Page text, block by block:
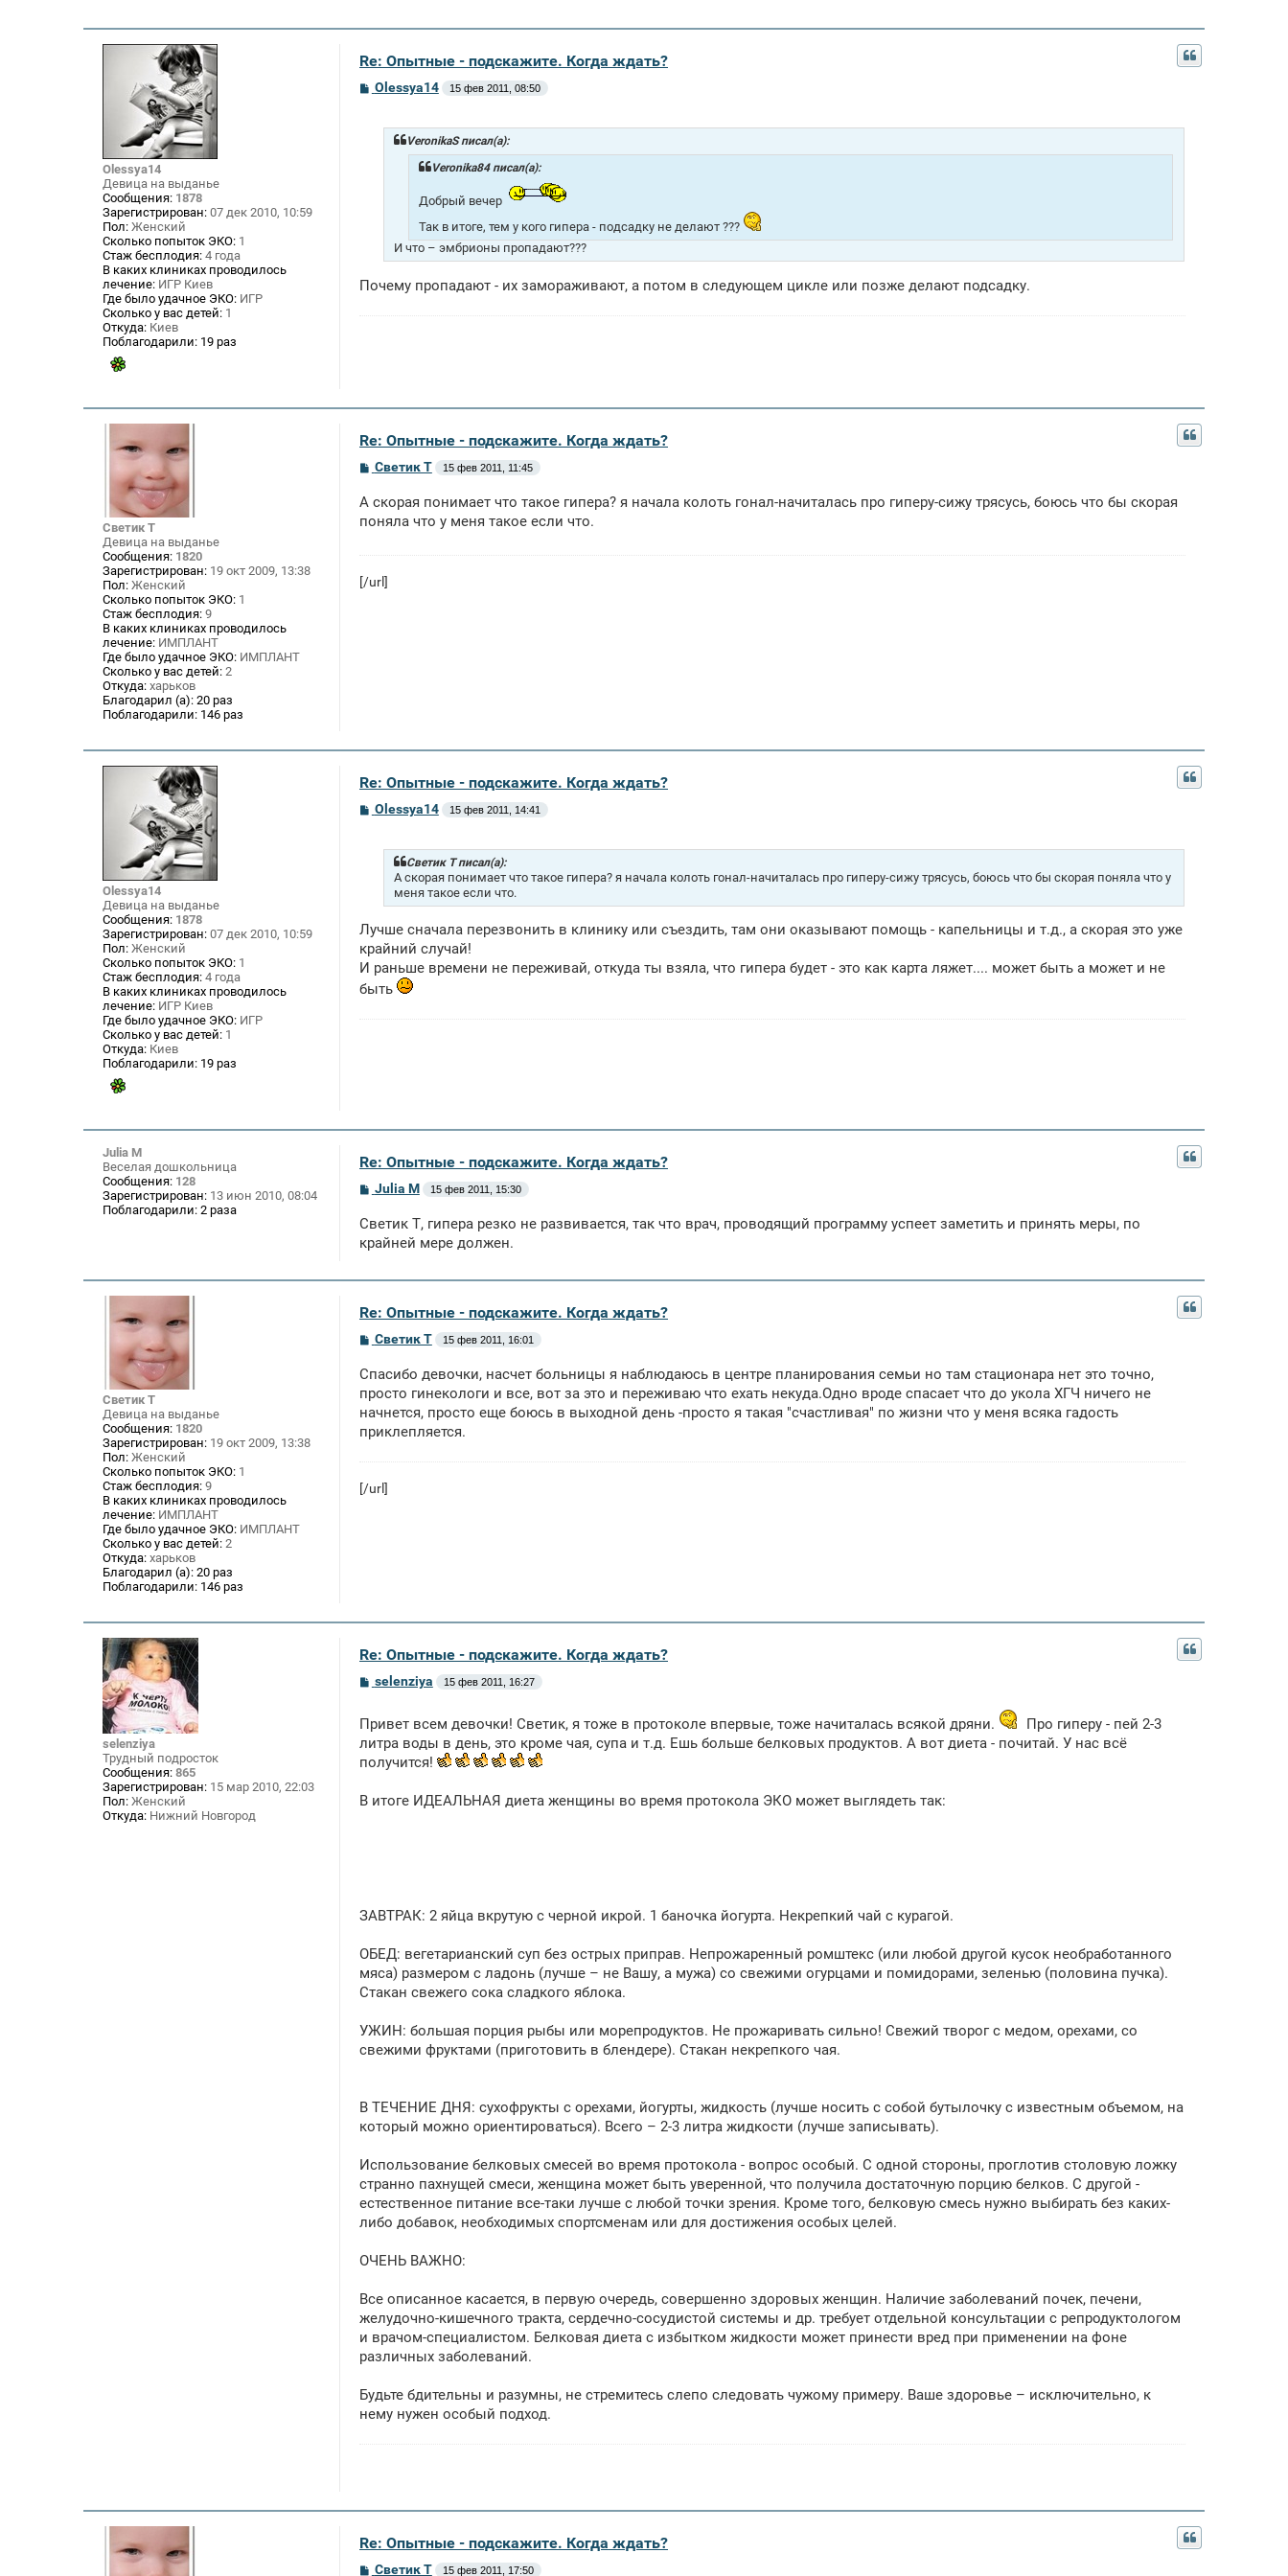
Olessya14
Девица на выданье
Сообщения: 1878
Зарегистрирован: 07 дек 2010, 10:59
Пол: Женский
Сколько попыток ЭКО: 1
Стаж бесплодия: 4 года
В каких клиниках проводилось
лечение: ИГР Киев
Где было удачное ЭКО: ИГР
Сколько у вас детей: 1
Откуда: Киев
Поблагодарили: 19 раз
Re: Опытные - подскажите. Когда ждать?
СOlessya14 15 фев 2011, 08:50
VeronikaS писал(а):
Veronika84 писал(а):
Добрый вечер
Так в итоге, тем у кого гипера - подсадку не делают ???
И что – эмбрионы пропадают???
Почему пропадают - их замораживают, а потом в следующем цикле или позже делают подсадку.
Светик Т
Девица на выданье
Сообщения: 1820
Зарегистрирован: 19 окт 2009, 13:38
Пол: Женский
Сколько попыток ЭКО: 1
Стаж бесплодия: 9
В каких клиниках проводилось
лечение: ИМПЛАНТ
Где было удачное ЭКО: ИМПЛАНТ
Сколько у вас детей: 2
Откуда: харьков
Благодарил (а): 20 раз
Поблагодарили: 146 раз
Re: Опытные - подскажите. Когда ждать?
С
б
щ
Светик Т 15 фев 2011, 11:45
А скорая понимает что такое гипера? я начала колоть гонал-начиталась про гиперу-сижу трясусь, боюсь что бы скорая
поняла что у меня такое если что.
[/url]
Olessya14
Девица на выданье
Сообщения: 1878
Зарегистрирован: 07 дек 2010, 10:59
Пол: Женский
Сколько попыток ЭКО: 1
Стаж бесплодия: 4 года
В каких клиниках проводилось
лечение: ИГР Киев
Где было удачное ЭКО: ИГР
Сколько у вас детей: 1
Откуда: Киев
Поблагодарили: 19 раз
Re: Опытные - подскажите. Когда ждать?
СOlessya14 15 фев 2011, 14:41
Светик Т писал(а):
А скорая понимает что такое гипера? я начала колоть гонал-начиталась про гиперу-сижу трясусь, боюсь что бы скорая поняла что у
меня такое если что.
Лучше сначала перезвонить в клинику или съездить, там они оказывают помощь - капельницы и т.д., а скорая это уже
крайний случай!
И раньше времени не переживай, откуда ты взяла, что гипера будет - это как карта ляжет.... может быть а может и не
быть
Julia M
Веселая дошкольница
Сообщения: 128
Зарегистрирован: 13 июн 2010, 08:04
Поблагодарили: 2 раза
Re: Опытные - подскажите. Когда ждать?
б
щ
и
Julia M 15 фев 2011, 15:30
Светик Т, гипера резко не развивается, так что врач, проводящий программу успеет заметить и принять меры, по
крайней мере должен.
Светик Т
Девица на выданье
Сообщения: 1820
Зарегистрирован: 19 окт 2009, 13:38
Пол: Женский
Сколько попыток ЭКО: 1
Стаж бесплодия: 9
В каких клиниках проводилось
лечение: ИМПЛАНТ
Где было удачное ЭКО: ИМПЛАНТ
Сколько у вас детей: 2
Откуда: харьков
Благодарил (а): 20 раз
Поблагодарили: 146 раз
Re: Опытные - подскажите. Когда ждать?
С
б
щ
е
н
и
Светик Т 15 фев 2011, 16:01
Спасибо девочки, насчет больницы я наблюдаюсь в центре планирования семьи но там стационара нет это точно,
просто гинекологи и все, вот за это и переживаю что ехать некуда.Одно вроде спасает что до укола ХГЧ ничего не
начнется, просто еще боюсь в выходной день -просто я такая "счастливая" по жизни что у меня всяка гадость
приклепляется.
[/url]
selenziya
Трудный подросток
Сообщения: 865
Зарегистрирован: 15 мар 2010, 22:03
Пол: Женский
Откуда: Нижний Новгород
Re: Опытные - подскажите. Когда ждать?
С
б
щ
е
н
selenziya 15 фев 2011, 16:27
Привет всем девочки! Светик, я тоже в протоколе впервые, тоже начиталась всякой дряни.
Про гиперу - пей 2-3
литра воды в день, это кроме чая, супа и т.д. Ешь больше белковых продуктов. А вот диета - почитай. У нас всё
получится!
В итоге ИДЕАЛЬНАЯ диета женщины во время протокола ЭКО может выглядеть так:
ЗАВТРАК: 2 яйца вкрутую с черной икрой. 1 баночка йогурта. Некрепкий чай с курагой.
ОБЕД: вегетарианский суп без острых приправ. Непрожаренный ромштекс (или любой другой кусок необработанного
мяса) размером с ладонь (лучше – не Вашу, а мужа) со свежими огурцами и помидорами, зеленью (половина пучка).
Стакан свежего сока сладкого яблока.
УЖИН: большая порция рыбы или морепродуктов. Не прожаривать сильно! Свежий творог с медом, орехами, со
свежими фруктами (приготовить в блендере). Стакан некрепкого чая.
В ТЕЧЕНИЕ ДНЯ: сухофрукты с орехами, йогурты, жидкость (лучше носить с собой бутылочку с известным объемом, на
который можно ориентироваться). Всего – 2-3 литра жидкости (лучше записывать).
Использование белковых смесей во время протокола - вопрос особый. С одной стороны, проглотив столовую ложку
странно пахнущей смеси, женщина может быть уверенной, что получила достаточную порцию белков. С другой -
естественное питание все-таки лучше с любой точки зрения. Кроме того, белковую смесь нужно выбирать без каких-
либо добавок, необходимых спортсменам или для достижения особых целей.
ОЧЕНЬ ВАЖНО:
Все описанное касается, в первую очередь, совершенно здоровых женщин. Наличие заболеваний почек, печени,
желудочно-кишечного тракта, сердечно-сосудистой системы и др. требует отдельной консультации с репродуктологом
и врачом-специалистом. Белковая диета с избытком жидкости может принести вред при применении на фоне
различных заболеваний.
Будьте бдительны и разумны, не стремитесь слепо следовать чужому примеру. Ваше здоровье – исключительно, к
нему нужен особый подход.
Re: Опытные - подскажите. Когда ждать?
ССветик Т 15 фев 2011, 17:50